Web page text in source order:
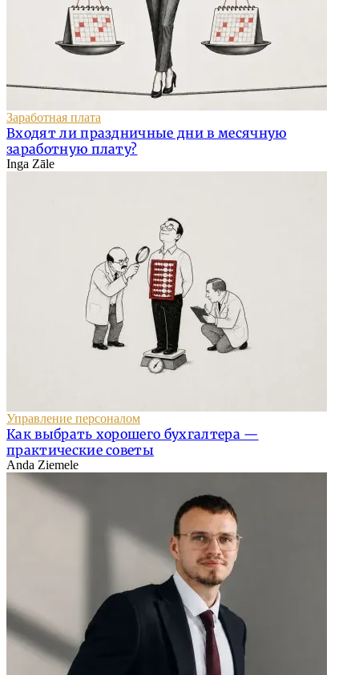
Заработная плата
Входят ли праздничные дни в месячную
заработную плату?
Inga Zāle
Управление персоналом
Как выбрать хорошего бухгалтера —
практические советы
Anda Ziemele